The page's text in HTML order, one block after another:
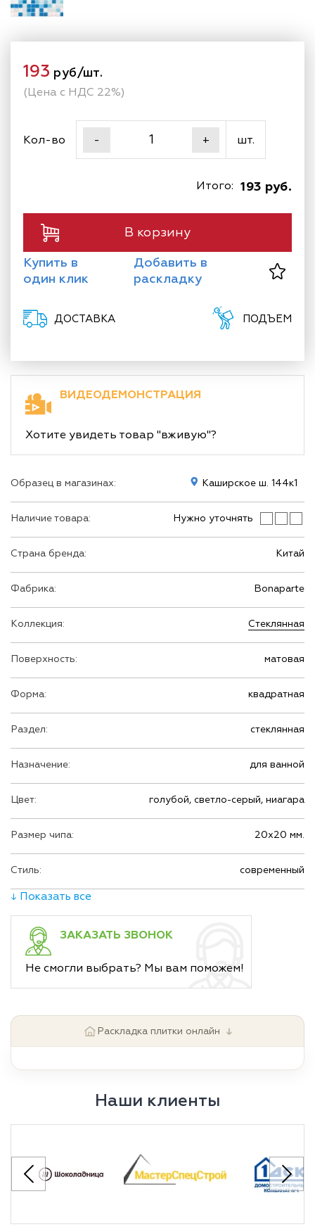
ВИДЕОДЕМОНСТРАЦИЯ
Хотите увидеть товар "вживую"?
Образец в магазинах: Каширское ш. 144к1
Наличие товара: Нужно уточнять
Страна бренда: Китай
Фабрика: Bonaparte
Коллекция: Стеклянная
Поверхность: матовая
Форма: квадратная
Раздел: стеклянная
Назначение: для ванной
Цвет: голубой, светло-серый, ниагара
Размер чипа: 20х20 мм.
Стиль: современный
↓ Показать все
ЗАКАЗАТЬ ЗВОНОК
Не смогли выбрать? Мы вам поможем!
193 руб/шт.
(Цена с НДС 22%)
Кол-во - + шт.
193 руб.
Итого:
В корзину
Купить в
один клик
Добавить в
раскладку
ДОСТАВКА ПОДЪЕМ
Раскладка плитки онлайн ↓
Наши клиенты